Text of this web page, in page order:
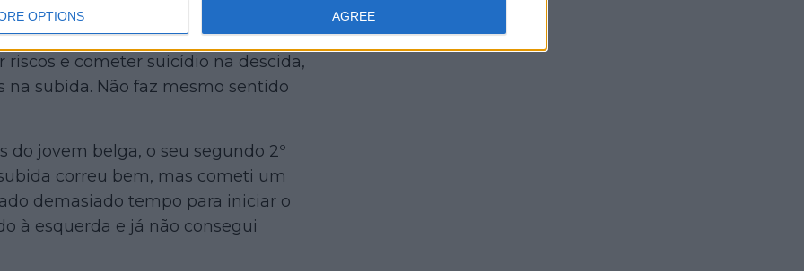
OPTIONS AGREE
russo. No entanto, não foi apenas o
"Não pedalámos nos últimos cinco
e cometer suicídio na descida,
subida. Não faz mesmo sentido
do jovem belga, o seu segundo 2º
correu bem, mas cometi um
demasiado tempo para iniciar o
à esquerda e já não consegui